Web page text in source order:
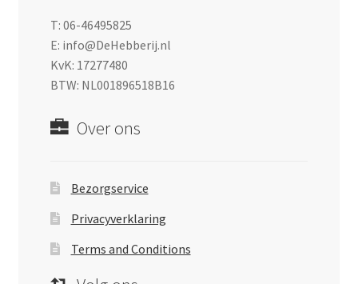
T: 06-46495825
E: info@DeHebberij.nl
KvK: 17277480
BTW: NL001896518B16
Over ons
Bezorgservice
Privacyverklaring
Terms and Conditions